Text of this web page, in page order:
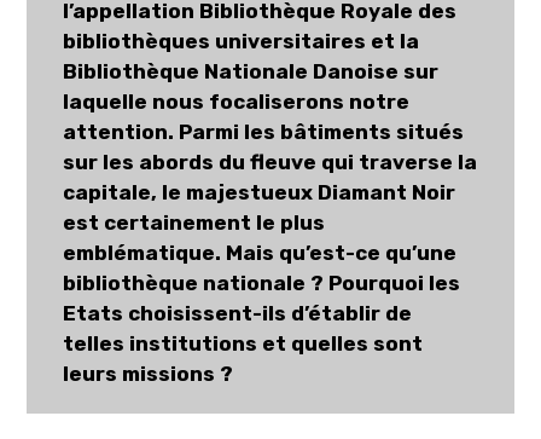
l’appellation Bibliothèque Royale des
bibliothèques universitaires et la
Bibliothèque Nationale Danoise sur
laquelle nous focaliserons notre
attention. Parmi les bâtiments situés
sur les abords du fleuve qui traverse la
capitale, le majestueux Diamant Noir
est certainement le plus
emblématique. Mais qu’est-ce qu’une
bibliothèque nationale ? Pourquoi les
Etats choisissent-ils d’établir de
telles institutions et quelles sont
leurs missions ?